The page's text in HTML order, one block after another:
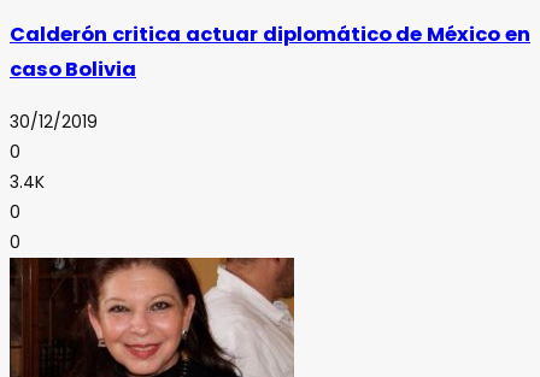
Calderón critica actuar diplomático de México en
caso Bolivia
30/12/2019
0
3.4K
0
0